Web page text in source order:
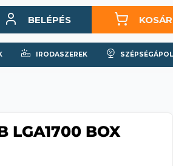
BELÉPÉS KOSÁR
IRODASZEREK
LGA1700 BOX